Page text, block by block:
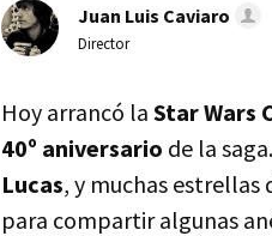
Juan Luis Caviaro
Director
Hoy arrancó la Star Wars
40º aniversario de la
Lucas, y muchas
para compartir algunas